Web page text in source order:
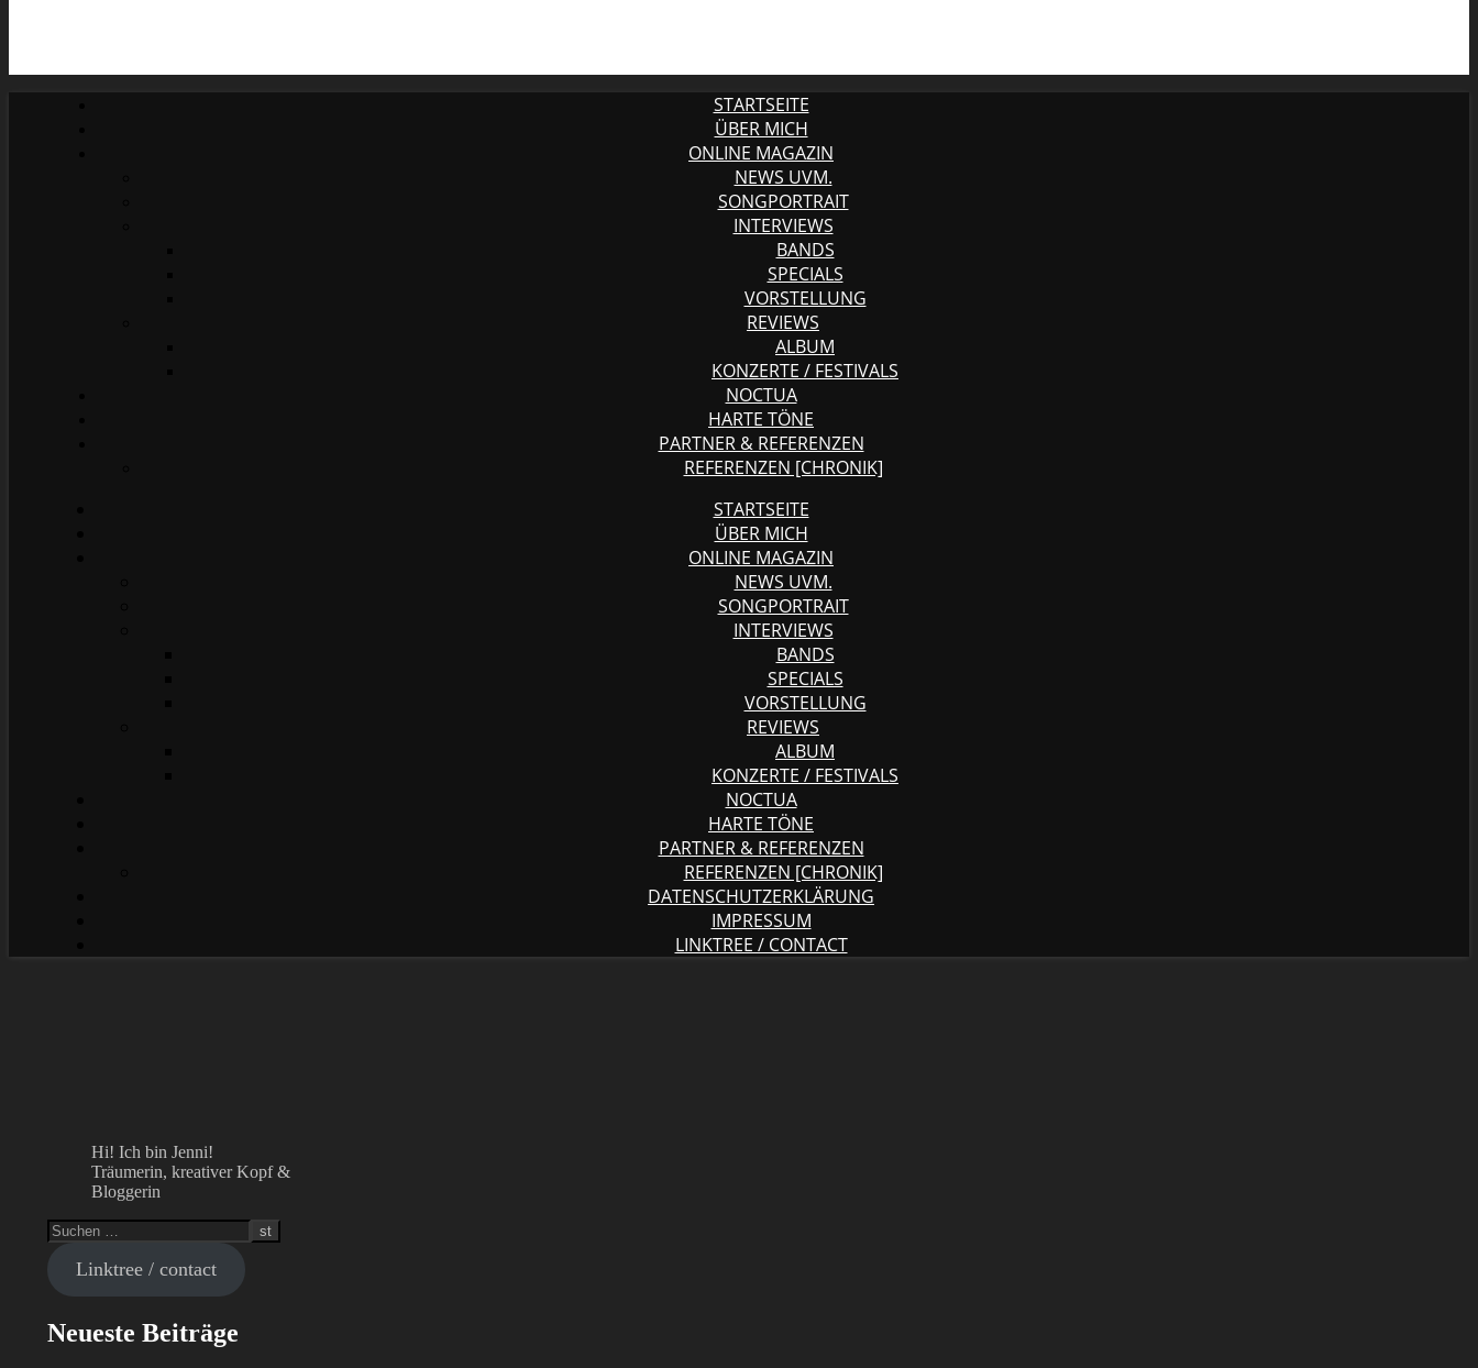
STARTSEITE
ÜBER MICH
ONLINE MAGAZIN
NEWS UVM.
SONGPORTRAIT
INTERVIEWS
BANDS
SPECIALS
VORSTELLUNG
REVIEWS
ALBUM
KONZERTE / FESTIVALS
NOCTUA
HARTE TÖNE
PARTNER & REFERENZEN
REFERENZEN [CHRONIK]
STARTSEITE
ÜBER MICH
ONLINE MAGAZIN
NEWS UVM.
SONGPORTRAIT
INTERVIEWS
BANDS
SPECIALS
VORSTELLUNG
REVIEWS
ALBUM
KONZERTE / FESTIVALS
NOCTUA
HARTE TÖNE
PARTNER & REFERENZEN
REFERENZEN [CHRONIK]
DATENSCHUTZERKLÄRUNG
IMPRESSUM
LINKTREE / CONTACT
Hi! Ich bin Jenni!
Träumerin, kreativer Kopf &
Bloggerin
Linktree / contact
Neueste Beiträge